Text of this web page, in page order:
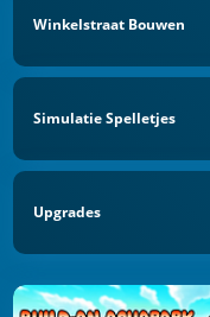
Winkelstraat Bouwen
Simulatie Spelletjes
Upgrades